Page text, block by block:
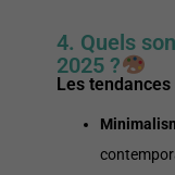
4. Quels
2025 ?
Les